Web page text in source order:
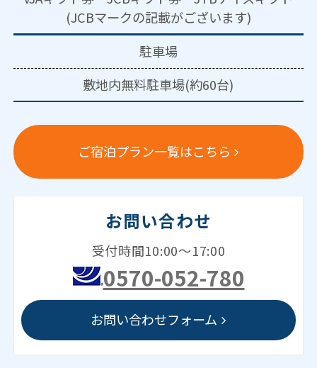
(JCBマークの記載がございます)
駐車場
敷地内無料駐車場(約60台)
ご宿泊プラン一覧はこちら
お問い合わせ
受付時間10:00～17:00
0570-052-780
お問い合わせフォーム